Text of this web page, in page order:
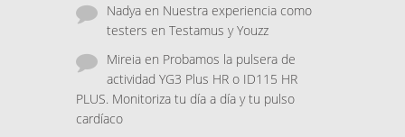
Nadya en Nuestra experiencia como
testers en Testamus y Youzz
Mireia en Probamos la pulsera de
actividad YG3 Plus HR o ID115 HR
PLUS. Monitoriza tu día a día y tu pulso
cardíaco